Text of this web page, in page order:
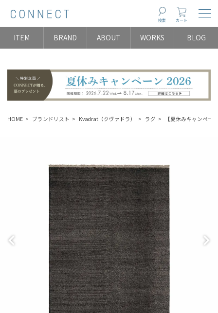
検索 カート
ITEM BRAND ABOUT WORKS BLOG
HOME ブランドリスト Kvadrat（クヴァドラ） ラグ 【夏休みキャンペー